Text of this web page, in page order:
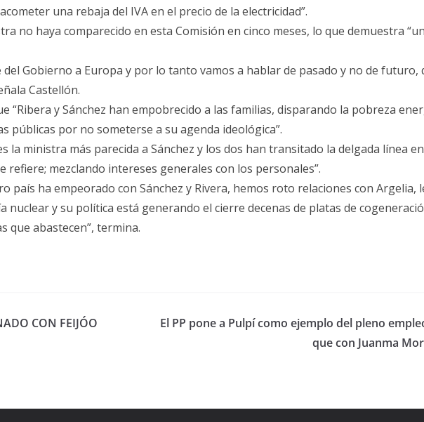
una rebaja del IVA en el precio de la electricidad”.
no haya comparecido en esta Comisión en cinco meses, lo que demuestra
del Gobierno a Europa y por lo tanto vamos a hablar de pasado y no de futuro,
Castellón.
“Ribera y Sánchez han empobrecido a las familias, disparando la pobreza
públicas por no someterse a su agenda ideológica”.
la ministra más parecida a Sánchez y los dos han transitado la delgada línea
refiere; mezclando intereses generales con los personales”.
país ha empeorado con Sánchez y Rivera, hemos roto relaciones con Argelia,
nuclear y su política está generando el cierre decenas de platas de
que abastecen”, termina.
CON FEIJÓO
El PP pone a Pulpí como ejemplo del pleno
que con Juanma